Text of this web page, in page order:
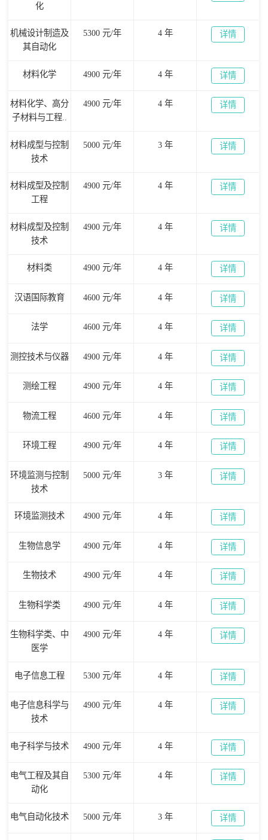
化
机械设计制造及
其自动化
5300 元/年 4 年 详情
材料化学 4900 元/年 4 年 详情
材料化学、高分
子材料与工程..
4900 元/年 4 年 详情
材料成型与控制
技术
5000 元/年 3 年 详情
材料成型及控制
工程
4900 元/年 4 年 详情
材料成型及控制
技术
4900 元/年 4 年 详情
材料类 4900 元/年 4 年 详情
汉语国际教育 4600 元/年 4 年 详情
法学 4600 元/年 4 年 详情
测控技术与仪器 4900 元/年 4 年 详情
测绘工程 4900 元/年 4 年 详情
物流工程 4600 元/年 4 年 详情
环境工程 4900 元/年 4 年 详情
环境监测与控制
技术
5000 元/年 3 年 详情
环境监测技术 4900 元/年 4 年 详情
生物信息学 4900 元/年 4 年 详情
生物技术 4900 元/年 4 年 详情
生物科学类 4900 元/年 4 年 详情
生物科学类、中
医学
4900 元/年 4 年 详情
电子信息工程 5300 元/年 4 年 详情
电子信息科学与
技术
4900 元/年 4 年 详情
电子科学与技术 4900 元/年 4 年 详情
电气工程及其自
动化
5300 元/年 4 年 详情
电气自动化技术 5000 元/年 3 年 详情